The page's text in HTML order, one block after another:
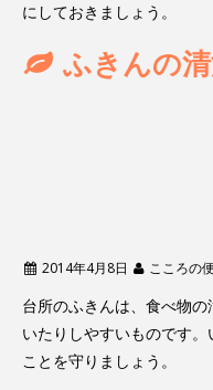
にしておきましょう。
ふきんの
2014年4月8日 こころの
台所のふきんは、食べ物
いたりしやすいものです
ことを守りましょう。